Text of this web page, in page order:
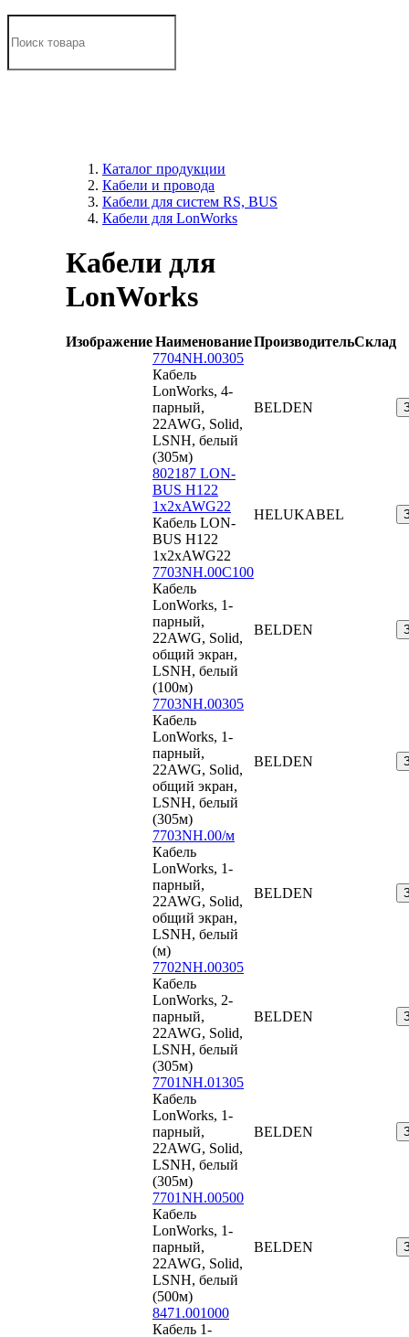
Каталог продукции
Кабели и провода
Кабели для систем RS, BUS
Кабели для LonWorks
Кабели для
LonWorks
ИзображениеНаименованиеПроизводительСклад
7704NH.00305
Кабель
LonWorks, 4-
парный,
22AWG, Solid,
LSNH, белый
(305м)
BELDEN
802187 LON-
BUS H122
1x2xAWG22
Кабель LON-
BUS H122
1x2xAWG22
HELUKABEL
7703NH.00C100
Кабель
LonWorks, 1-
парный,
22AWG, Solid,
общий экран,
LSNH, белый
(100м)
BELDEN
7703NH.00305
Кабель
LonWorks, 1-
парный,
22AWG, Solid,
общий экран,
LSNH, белый
(305м)
BELDEN
7703NH.00/м
Кабель
LonWorks, 1-
парный,
22AWG, Solid,
общий экран,
LSNH, белый
(м)
BELDEN
7702NH.00305
Кабель
LonWorks, 2-
парный,
22AWG, Solid,
LSNH, белый
(305м)
BELDEN
7701NH.01305
Кабель
LonWorks, 1-
парный,
22AWG, Solid,
LSNH, белый
(305м)
BELDEN
7701NH.00500
Кабель
LonWorks, 1-
парный,
22AWG, Solid,
LSNH, белый
(500м)
BELDEN
8471.001000
Кабель 1-